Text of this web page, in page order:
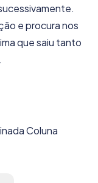
e procura nos
que saiu tanto
Coluna